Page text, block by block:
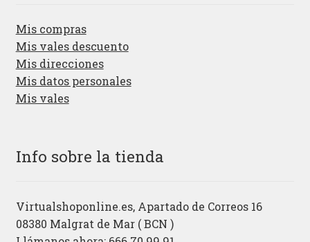
Mis compras
Mis vales descuento
Mis direcciones
Mis datos personales
Mis vales
Info sobre la tienda
Virtualshoponline.es, Apartado de Correos 16
08380 Malgrat de Mar ( BCN )